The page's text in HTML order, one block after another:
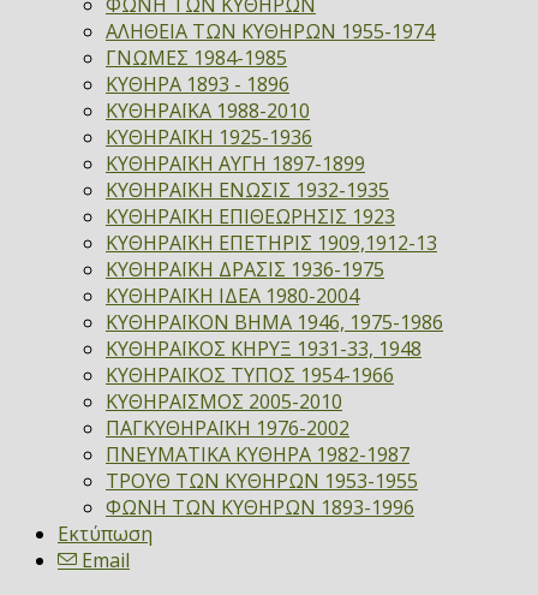
ΑΛΗΘΕΙΑ ΤΩΝ ΚΥΘΗΡΩΝ 1955-1974
ΓΝΩΜΕΣ 1984-1985
ΚΥΘΗΡΑ 1893 - 1896
ΚΥΘΗΡΑΪΚΑ 1988-2010
ΚΥΘΗΡΑΪΚΗ 1925-1936
ΚΥΘΗΡΑΪΚΗ ΑΥΓΗ 1897-1899
ΚΥΘΗΡΑΪΚΗ ΕΝΩΣΙΣ 1932-1935
ΚΥΘΗΡΑΪΚΗ ΕΠΙΘΕΩΡΗΣΙΣ 1923
ΚΥΘΗΡΑΪΚΗ ΕΠΕΤΗΡΙΣ 1909,1912-13
ΚΥΘΗΡΑΪΚΗ ΔΡΑΣΙΣ 1936-1975
ΚΥΘΗΡΑΪΚΗ ΙΔΕΑ 1980-2004
ΚΥΘΗΡΑΪΚΟΝ ΒΗΜΑ 1946, 1975-1986
ΚΥΘΗΡΑΪΚΟΣ ΚΗΡΥΞ 1931-33, 1948
ΚΥΘΗΡΑΪΚΟΣ ΤΥΠΟΣ 1954-1966
ΚΥΘΗΡΑΪΣΜΟΣ 2005-2010
ΠΑΓΚΥΘΗΡΑΪΚΗ 1976-2002
ΠΝΕΥΜΑΤΙΚΑ ΚΥΘΗΡΑ 1982-1987
ΤΡΟΥΘ ΤΩΝ ΚΥΘΗΡΩΝ 1953-1955
ΦΩΝΗ ΤΩΝ ΚΥΘΗΡΩΝ 1893-1996
Εκτύπωση
Email